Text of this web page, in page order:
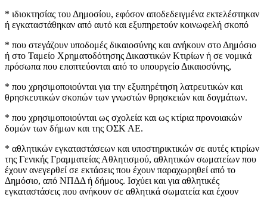
* ιδιοκτησίας του Δημοσίου, εφόσον αποδεδειγμένα εκτελέστηκαν
ή εγκαταστάθηκαν από αυτό και εξυπηρετούν κοινωφελή σκοπό
* που στεγάζουν υποδομές δικαιοσύνης και ανήκουν στο Δημόσιο
ή στο Ταμείο Χρηματοδότησης Δικαστικών Κτιρίων ή σε νομικά
πρόσωπα που εποπτεύονται από το υπουργείο Δικαιοσύνης,
* πoυ χρησιμοποιούνται για την εξυπηρέτηση λατρευτικών και
θρησκευτικών σκοπών των γνωστών θρησκειών και δογμάτων.
* που χρησιμοποιούνται ως σχολεία και ως κτίρια προνοιακών
δομών των δήμων και της ΟΣΚ ΑΕ.
* αθλητικών εγκαταστάσεων και υποστηρικτικών σε αυτές κτιρίων
της Γενικής Γραμματείας Αθλητισμού, αθλητικών σωματείων που
έχουν ανεγερθεί σε εκτάσεις που έχουν παραχωρηθεί από το
Δημόσιο, από ΝΠΔΔ ή δήμους. Ισχύει και για αθλητικές
εγκαταστάσεις που ανήκουν σε αθλητικά σωματεία και έχουν